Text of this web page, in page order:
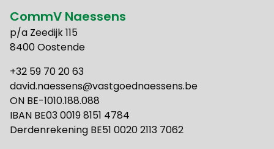
CommV Naessens
p/a Zeedijk 115
8400 Oostende
+32 59 70 20 63
david.naessens@vastgoednaessens.be
ON BE-1010.188.088
IBAN BE03 0019 8151 4784
Derdenrekening BE51 0020 2113 7062